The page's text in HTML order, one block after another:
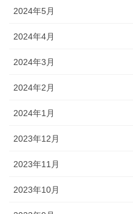
2024年5月
2024年4月
2024年3月
2024年2月
2024年1月
2023年12月
2023年11月
2023年10月